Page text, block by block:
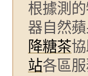
根據測
器自然
降糖茶
站各區